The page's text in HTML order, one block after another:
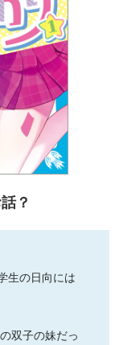
？
生の日向には
双子の妹だっ